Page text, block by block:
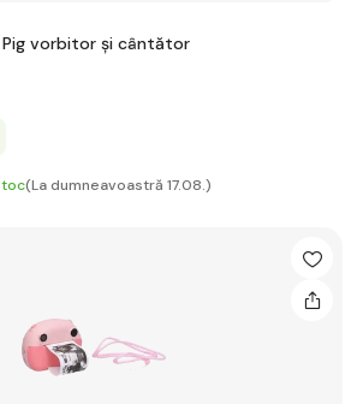
Pig vorbitor și cântător
(La dumneavoastră 17.08.)